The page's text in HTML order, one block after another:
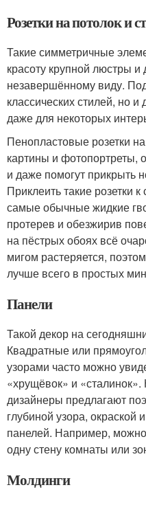
Розетки на потолок и
Такие симметричные
красоту крупной люстры
незавершённому виду.
классических стилей, но
даже для некоторых
Пенопластовые розетки
картины и фотопортреты,
и даже помогут прикрыть
Приклеить такие розетки
самые обычные жидкие
протерев и обезжирив
на пёстрых обоях всё
мигом растеряется,
лучше всего в простых
Панели
Такой декор на
Квадратные или
узорами часто можно
«хрущёвок» и
дизайнеры предлагают
глубиной узора,
панелей. Например,
одну стену комнаты или
Молдинги